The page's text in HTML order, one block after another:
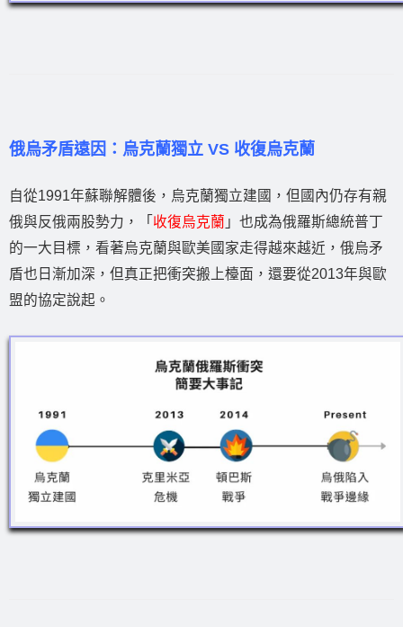
俄烏矛盾遠因：烏克蘭獨立 VS 收復烏克蘭
自從1991年蘇聯解體後，烏克蘭獨立建國，但國內仍存有親
俄與反俄兩股勢力，「 收復烏克蘭 」也成為俄羅斯總統普丁
的一大目標，看著烏克蘭與歐美國家走得越來越近，俄烏矛
盾也日漸加深，但真正把衝突搬上檯面，還要從2013年與歐
盟的協定說起。